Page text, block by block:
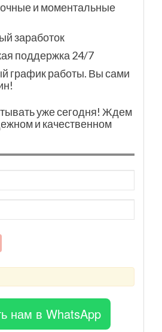
и моментальные
заработок
поддержка 24/7
график работы. Вы сами
уже сегодня! Ждем
и качественном
нам в WhatsApp